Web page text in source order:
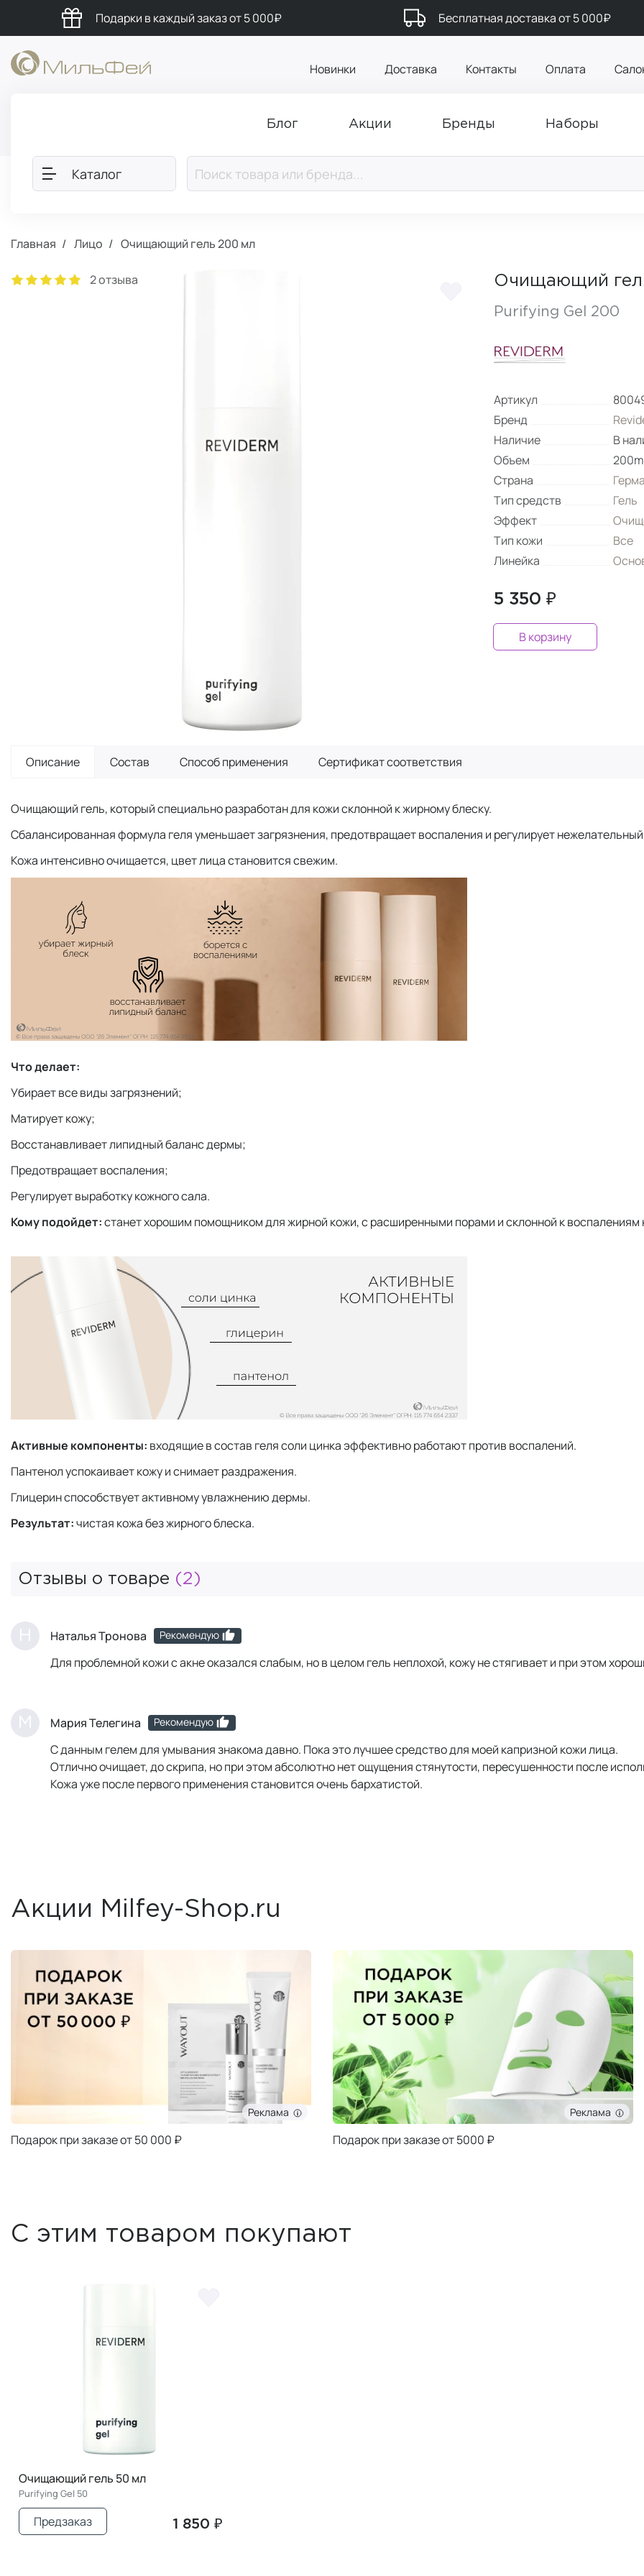
Подарки в каждый заказ от 5 000₽ Бесплатная доставка от 5 000₽
Новинки Доставка Контакты Оплата
Блог Акции Бренды Наборы
Каталог
Главная Лицо Очищающий гель 200 мл
2 отзыва Очищающий
Purifying Gel 200
Артикул
Бренд
Наличие
В
Объем
Страна
Тип средств
Гель
Эффект
Тип кожи
Все
Линейка
5 350 ₽
В корзину
Описание Состав Способ применения Сертификатсоответствия
Очищающий гель, который специально разработан для кожи склонной к жирному блеску.
Сбалансированная формула геля уменьшает загрязнения, предотвращает воспаления и регулирует
Кожа интенсивно очищается, цвет лица становится свежим.
Что делает:
Убирает все виды загрязнений;
Матирует кожу;
Восстанавливает липидный баланс дермы;
Предотвращает воспаления;
Регулирует выработку кожного сала.
Кому подойдет:станет хорошим помощником для жирной кожи, с расширенными порами и склонной к воспалениям
Активные компоненты: входящие в состав геля соли цинка эффективно работают против воспалений.
Пантенол успокаивает кожу и снимает раздражения.
Глицерин способствует активному увлажнению дермы.
Результат:чистая кожа без жирного блеска.
Отзывы о товаре (2)
Наталья Тронова Рекомендую
Для проблемной кожи с акне оказался слабым, но в целом гель неплохой, кожу не стягивает и при этом
Мария Телегина Рекомендую
С данным гелем для умывания знакома давно. Пока это лучшее средство для моей капризной кожи лица.
Отлично очищает, до скрипа, но при этом абсолютно нет ощущения стянутости, пересушенности после
Кожа уже после первого применения становится очень бархатистой.
Акции Milfey-Shop.ru
Реклама
Подарок при заказе от 50 000 ₽
Реклама
Подарок при заказе от 5000 ₽
С этим товаром покупают
Очищающий гель 50 мл
Purifying Gel 50
1 850 ₽
Предзаказ